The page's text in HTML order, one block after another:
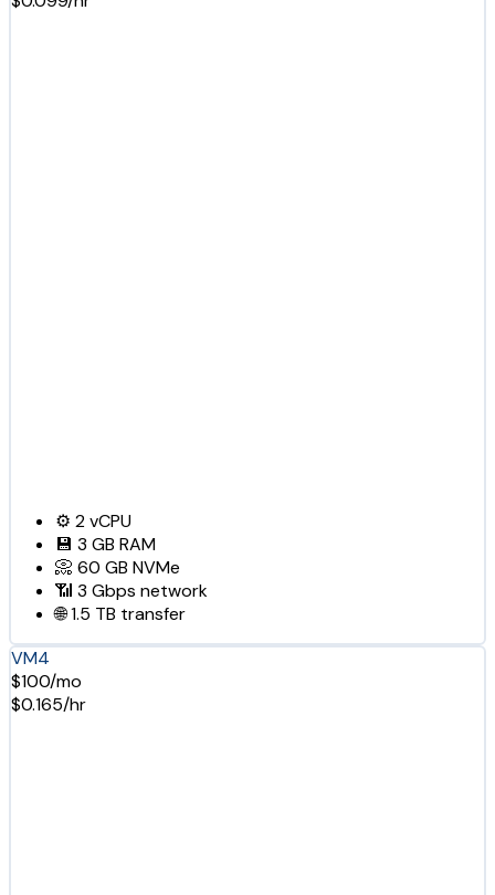
⚙️ 2vCPU
💾 3 GB RAM
📀 60 GB NVMe
📶 3 Gbps network
🌐1.5 TB transfer
VM4
$100/mo
$0.165/hr